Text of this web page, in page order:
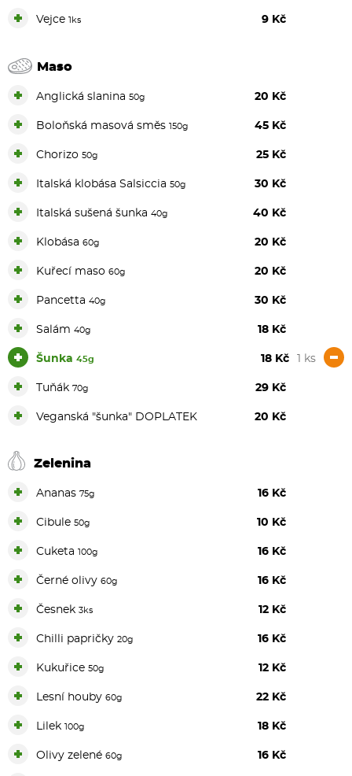
Vejce 1ks 9 Kč
Maso
Anglická slanina 50g 20 Kč
Boloňská masová směs 150g 45 Kč
Chorizo 50g 25 Kč
Italská klobása Salsiccia 50g 30 Kč
Italská sušená šunka 40g 40 Kč
Klobása 60g 20 Kč
Kuřecí maso 60g 20 Kč
Pancetta 40g 30 Kč
Salám 40g 18 Kč
+ Šunka 45g 18 Kč 1 ks -
Tuňák 70g 29 Kč
Veganská "šunka" DOPLATEK 20 Kč
Zelenina
Ananas 75g 16 Kč
Cibule 50g 10 Kč
Cuketa 100g 16 Kč
Černé olivy 60g 16 Kč
Česnek 3ks 12 Kč
Chilli papričky 20g 16 Kč
Kukuřice 50g 12 Kč
Lesní houby 60g 22 Kč
Lilek 100g 18 Kč
Olivy zelené 60g 16 Kč